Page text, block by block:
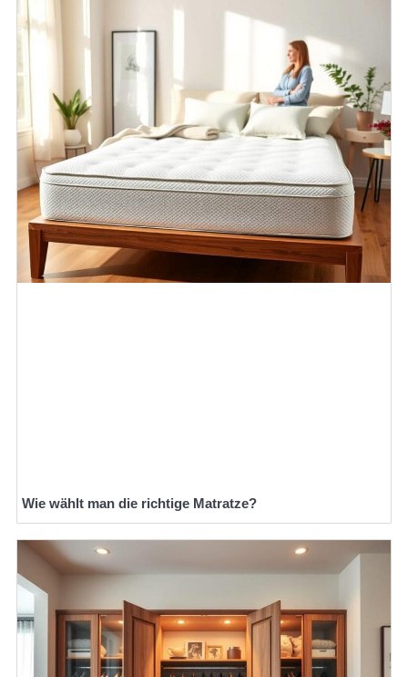
Wie wählt man die richtige Matratze?